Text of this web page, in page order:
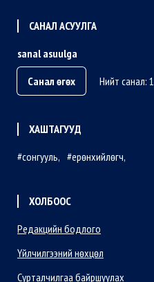
САНАЛ АСУУЛГА
sanal asuulga
Санал өгөх
Нийт санал: 1
ХАШТАГУУД
сонгууль
ерөнхийлөгч
ХОЛБООС
Редакцийн бодлого
Үйлчилгээний нөхцөл
Сурталчилгаа байршуулах